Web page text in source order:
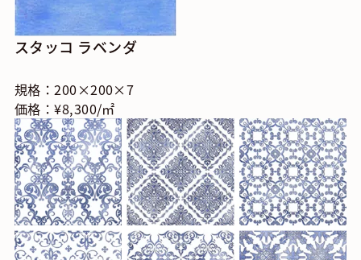
スタッコ ラベンダ
規格：200×200×7
価格：¥8,300/㎡